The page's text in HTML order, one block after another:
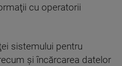
cu operatorii
sistemului pentru
şi încărcarea datelor